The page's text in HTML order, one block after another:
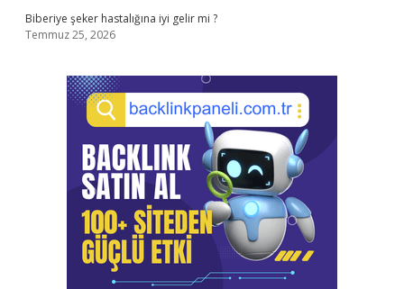
Biberiye şeker hastalığına iyi gelir mi ?
Temmuz 25, 2026